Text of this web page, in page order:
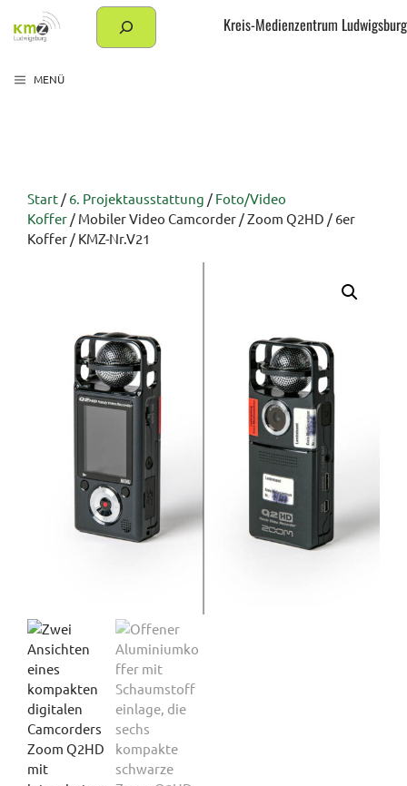
Inhalt
Suchen Kreis-Medienzentrum Ludwigsburg
MENÜ
Start / 6. Projektausstattung / Foto/Video
Koffer / Mobiler Video Camcorder / Zoom Q2HD / 6er
Koffer / KMZ-Nr.V21